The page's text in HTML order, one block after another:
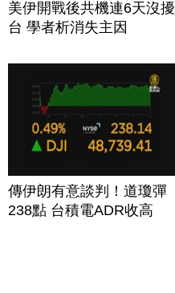
美伊開戰後共機連6天沒擾
台 學者析消失主因
傳伊朗有意談判！道瓊彈
238點 台積電ADR收高